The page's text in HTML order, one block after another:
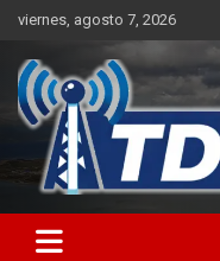
Skip
content
viernes, agosto 7, 2026